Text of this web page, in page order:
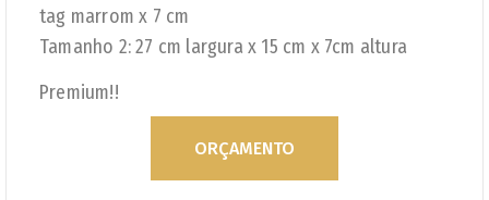
tag marrom x 7 cm
Tamanho 2: 27 cm largura x 15 cm x 7cm altura
Premium!!
ORÇAMENTO